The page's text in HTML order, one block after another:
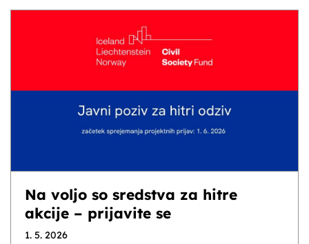
Na voljo so sredstva za hitre
akcije – prijavite se
1. 5. 2026